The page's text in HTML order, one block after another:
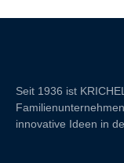
Seit 1936 ist
innovative Ideen in